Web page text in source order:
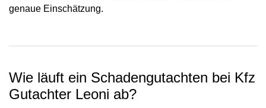
genaue Einschätzung.
Wie läuft ein Schadengutachten bei Kfz
Gutachter Leoni ab?